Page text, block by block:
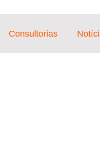
Consultorias